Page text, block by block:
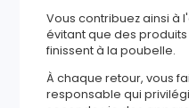
Vous contribuez ainsi à
évitant que des
finissent à la poubelle.
À chaque retour, vous
responsable qui